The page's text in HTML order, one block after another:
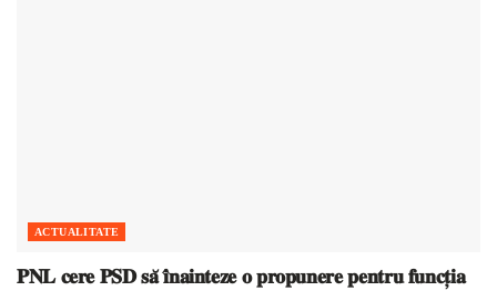
ACTUALITATE
𝐏𝐍𝐋 𝐜𝐞𝐫𝐞 𝐏𝐒𝐃 𝐬𝐚̆ 𝐢̂𝐧𝐚𝐢𝐧𝐭𝐞𝐳𝐞 𝐨 𝐩𝐫𝐨𝐩𝐮𝐧𝐞𝐫𝐞 𝐩𝐞𝐧𝐭𝐫𝐮 𝐟𝐮𝐧𝐜𝐭̦𝐢𝐚